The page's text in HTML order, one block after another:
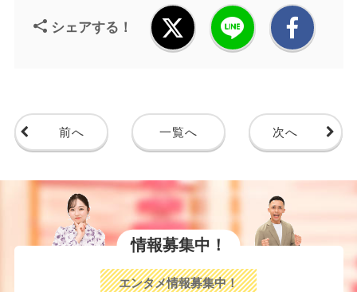
シェアする！
前へ 一覧へ 次へ
情報募集中！
エンタメ情報募集中！